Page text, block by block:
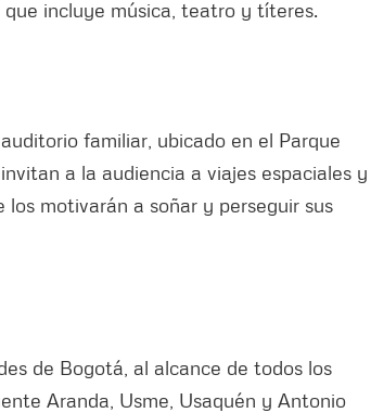
incluye música, teatro y títeres.
familiar, ubicado en el Parque
a la audiencia a viajes espaciales y
motivarán a soñar y perseguir sus
de Bogotá, al alcance de todos los
Aranda, Usme, Usaquén y Antonio